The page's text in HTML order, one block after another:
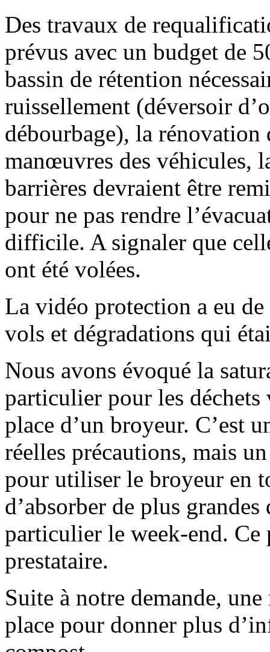
Des travaux de
prévus avec un budget de
bassin de rétention
ruissellement (déversoir
débourbage), la
manœuvres des véhicules,
barrières devraient être
pour ne pas rendre
difficile. A signaler que
ont été volées.
La vidéo protection a eu
vols et dégradations qui
Nous avons évoqué la
particulier pour les déchets
place d’un broyeur. C’est
réelles précautions, mais
pour utiliser le broyeur en
d’absorber de plus
particulier le week-end.
prestataire.
Suite à notre demande,
place pour donner plus